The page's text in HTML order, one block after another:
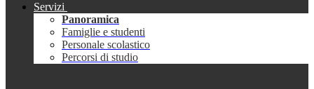
Servizi
Panoramica
Famiglie e studenti
Personale scolastico
Percorsi di studio